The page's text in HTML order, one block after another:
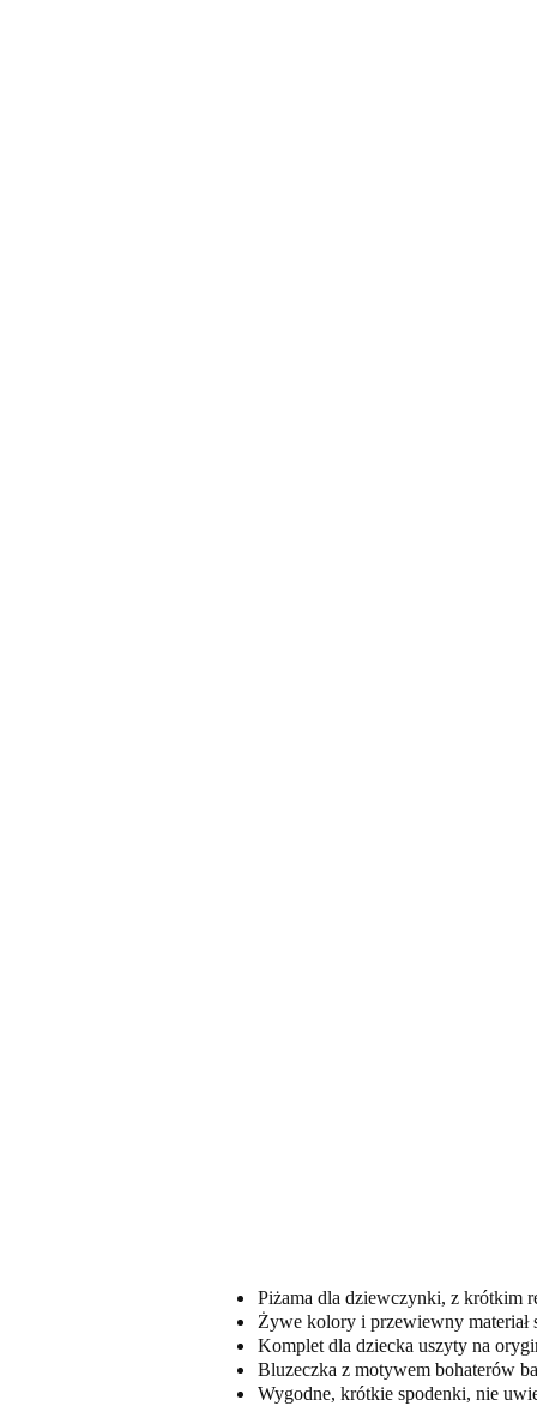
Piżama dla dziewczynki, z krótkim
Żywe kolory i przewiewny materiał
Komplet dla dziecka uszyty na
Bluzeczka z motywem bohaterów
Wygodne, krótkie spodenki, nie